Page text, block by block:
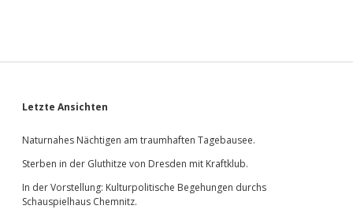
Sidebar
Letzte Ansichten
Naturnahes Nächtigen am traumhaften Tagebausee.
Sterben in der Gluthitze von Dresden mit Kraftklub.
In der Vorstellung: Kulturpolitische Begehungen durchs
Schauspielhaus Chemnitz.